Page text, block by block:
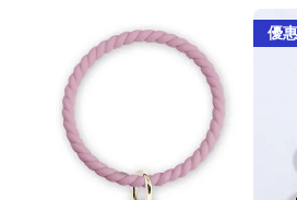
優惠